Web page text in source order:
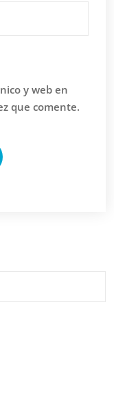
y web en
que comente.